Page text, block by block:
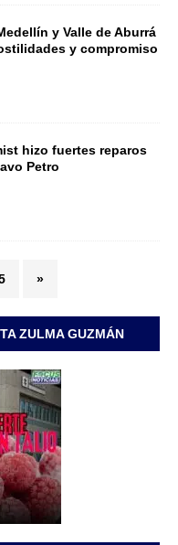
y Valle de Aburrá
y compromiso
hizo fuertes reparos
Petro
»
ZULMA GUZMÁN